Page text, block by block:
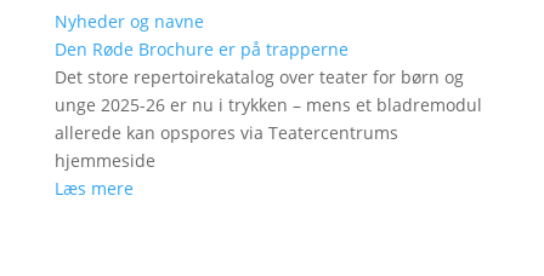
Nyheder og navne
Den Røde Brochure er på trapperne
Det store repertoirekatalog over teater for børn og
unge 2025-26 er nu i trykken – mens et bladremodul
allerede kan opspores via Teatercentrums
hjemmeside
Læs mere